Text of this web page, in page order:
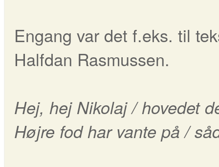
Engang var det f.eks. til
Halfdan Rasmussen.
Hej, hej Nikolaj / hovedet
Højre fod har vante på /